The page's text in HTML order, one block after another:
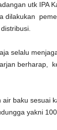
utk IPA
dilakukan
selalu
berharap,
baku sesuai
yakni